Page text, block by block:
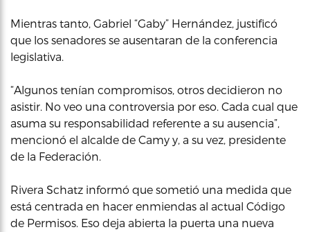
Mientras tanto, Gabriel “Gaby” Hernández, justificó
que los senadores se ausentaran de la conferencia
legislativa.
“Algunos tenían compromisos, otros decidieron no
asistir. No veo una controversia por eso. Cada cual que
asuma su responsabilidad referente a su ausencia”,
mencionó el alcalde de Camy y, a su vez, presidente
de la Federación.
Rivera Schatz informó que sometió una medida que
está centrada en hacer enmiendas al actual Código
de Permisos. Eso deja abierta la puerta una nueva